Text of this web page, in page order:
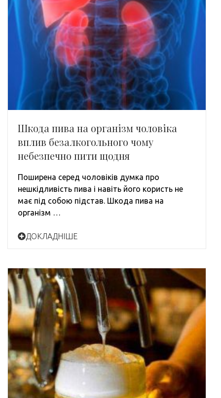
Шкода пива на організм чоловіка
вплив безалкогольного чому
небезпечно пити щодня
Поширена серед чоловіків думка про
нешкідливість пива і навіть його користь не
має під собою підстав. Шкода пива на
організм …
ДОКЛАДНІШЕ